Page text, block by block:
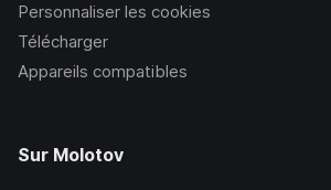
Personnaliser les cookies
Télécharger
Appareils compatibles
Sur Molotov